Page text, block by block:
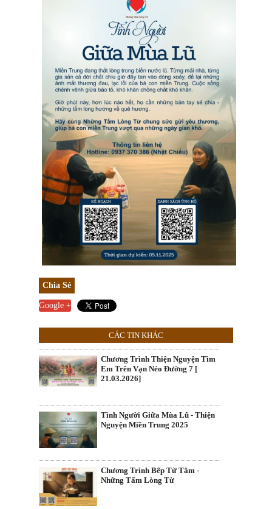
Chia Sẻ
Google +
CÁC TIN KHÁC
Chương Trình Thiện Nguyện Tìm
Em Trên Vạn Nẻo Đường 7 [
21.03.2026]
Tình Người Giữa Mùa Lũ - Thiện
Nguyện Miền Trung 2025
Chương Trình Bếp Từ Tâm -
Những Tấm Lòng Từ